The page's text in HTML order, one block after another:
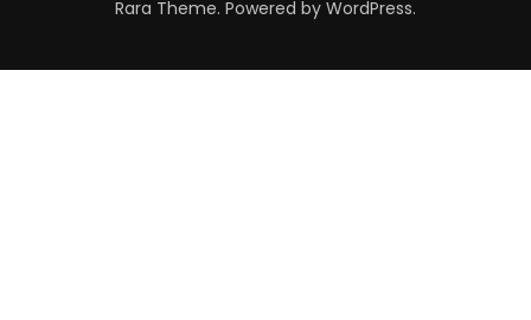
Rara Theme. Powered by WordPress.